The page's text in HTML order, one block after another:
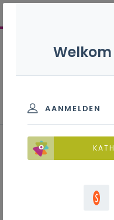
Raadpleeg via de
AANMELDEN